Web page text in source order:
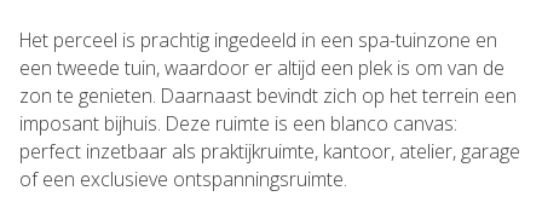
Het perceel is prachtig ingedeeld in een spa-tuinzone en
een tweede tuin, waardoor er altijd een plek is om van de
zon te genieten. Daarnaast bevindt zich op het terrein een
imposant bijhuis. Deze ruimte is een blanco canvas:
perfect inzetbaar als praktijkruimte, kantoor, atelier, garage
of een exclusieve ontspanningsruimte.